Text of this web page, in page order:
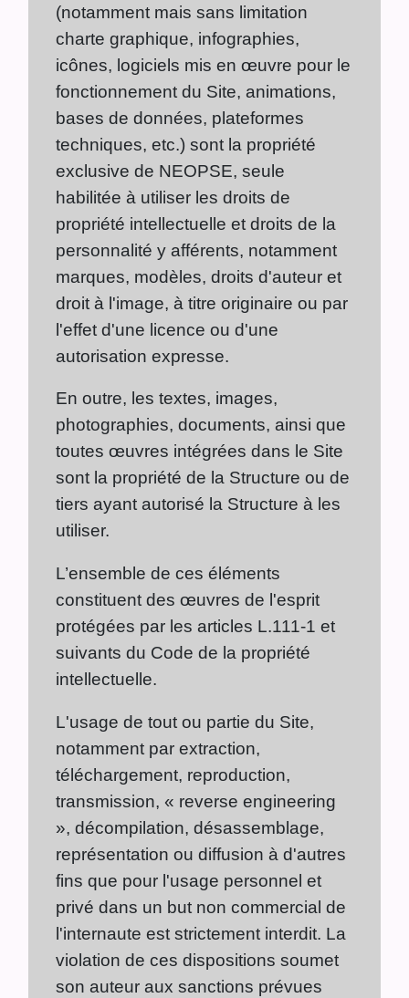
(notamment mais sans limitation
charte graphique, infographies,
icônes, logiciels mis en œuvre pour le
fonctionnement du Site, animations,
bases de données, plateformes
techniques, etc.) sont la propriété
exclusive de NEOPSE, seule
habilitée à utiliser les droits de
propriété intellectuelle et droits de la
personnalité y afférents, notamment
marques, modèles, droits d'auteur et
droit à l'image, à titre originaire ou par
l'effet d'une licence ou d'une
autorisation expresse.
En outre, les textes, images,
photographies, documents, ainsi que
toutes œuvres intégrées dans le Site
sont la propriété de la Structure ou de
tiers ayant autorisé la Structure à les
utiliser.
L’ensemble de ces éléments
constituent des œuvres de l'esprit
protégées par les articles L.111-1 et
suivants du Code de la propriété
intellectuelle.
L'usage de tout ou partie du Site,
notamment par extraction,
téléchargement, reproduction,
transmission, « reverse engineering
», décompilation, désassemblage,
représentation ou diffusion à d'autres
fins que pour l'usage personnel et
privé dans un but non commercial de
l'internaute est strictement interdit. La
violation de ces dispositions soumet
son auteur aux sanctions prévues